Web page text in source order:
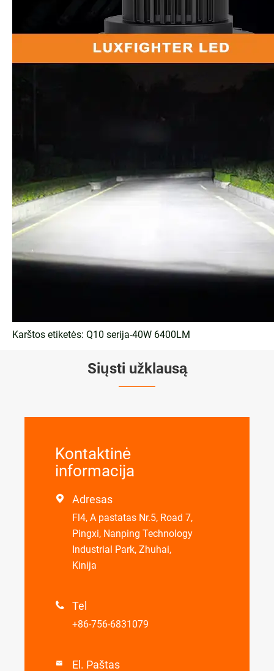
Karštos etiketės: Q10 serija-40W 6400LM
Siųsti užklausą
Kontaktinė
informacija
 Adresas
Fl4, A pastatas Nr.5, Road 7,
Pingxi, Nanping Technology
Industrial Park, Zhuhai,
Kinija
 Tel
+86-756-6831079
 El. Paštas